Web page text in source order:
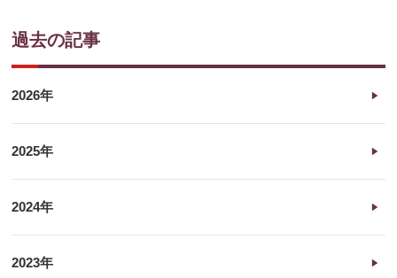
過去の記事
2026年
2025年
2024年
2023年